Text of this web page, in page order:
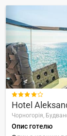

Hotel
Чорногорія,
Опис готелю